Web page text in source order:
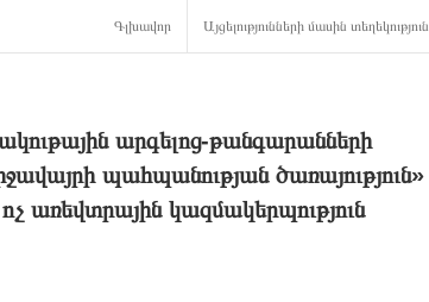
Գլխավոր Այցելությունների մասին տեղեկություն
արգելոց-թանգարանների
պահպանության ծառայություն»
առեվտրային կազմակերպություն